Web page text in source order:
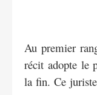
Au premier
récit adopte le
la fin. Ce